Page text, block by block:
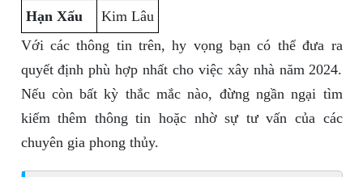
Hạn Xấu
Kim Lâu
Với các thông tin trên, hy vọng bạn có thể đưa ra
quyết định phù hợp nhất cho việc xây nhà năm 2024.
Nếu còn bất kỳ thắc mắc nào, đừng ngần ngại tìm
kiếm thêm thông tin hoặc nhờ sự tư vấn của các
chuyên gia phong thủy.